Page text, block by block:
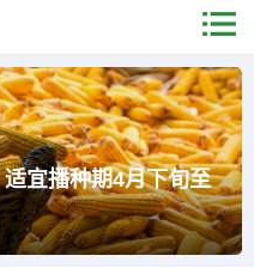
宜播种期4月下旬至